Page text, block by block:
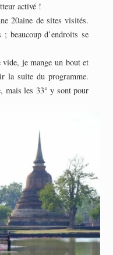
activé !
20aine de sites visités.
beaucoup d’endroits se
je mange un bout et
la suite du programme.
mais les 33° y sont pour